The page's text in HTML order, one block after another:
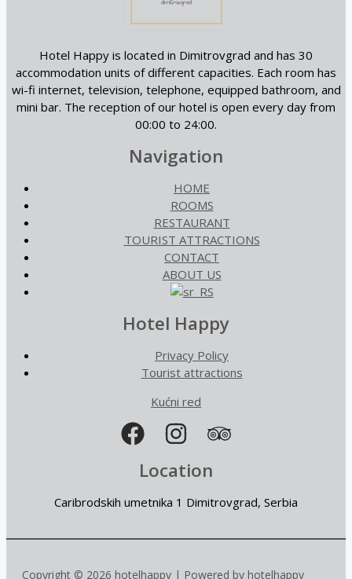
Hotel Happy is located in Dimitrovgrad and has 30
accommodation units of different capacities. Each room has
wi-fi internet, television, telephone, equipped bathroom, and
mini bar. The reception of our hotel is open every day from
00:00 to 24:00.
Navigation
HOME
ROOMS
RESTAURANT
TOURIST ATTRACTIONS
CONTACT
ABOUT US
Hotel Happy
Privacy Policy
Tourist attractions
Kućni red
Location
Caribrodskih umetnika 1 Dimitrovgrad, Serbia
Copyright © 2026 hotelhappy | Powered by hotelhappy